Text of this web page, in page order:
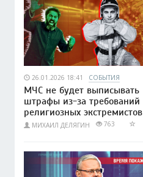
26.01.2026 18:41 СОБЫТИЯ
МЧС не будет выписывать
штрафы из-за требований
религиозных экстремистов
МИХАИЛ ДЕЛЯГИН 763